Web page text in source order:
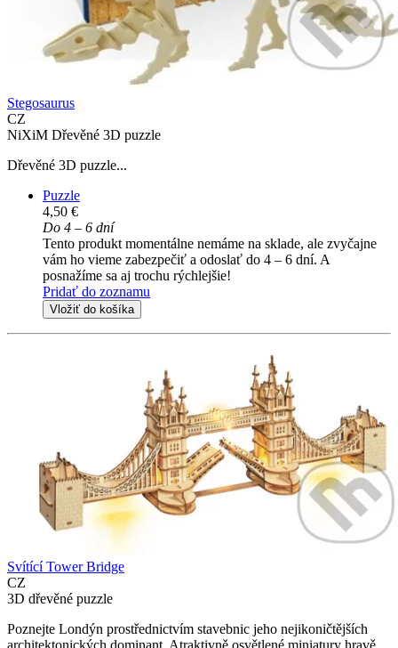
Stegosaurus
CZ
NiXiM Dřevěné 3D puzzle
Dřevěné 3D puzzle...
Puzzle
4,50 €
Do 4 – 6 dní
Tento produkt momentálne nemáme na sklade, ale zvyčajne
vám ho vieme zabezpečiť a odoslať do 4 – 6 dní. A
posnažíme sa aj trochu rýchlejšie!
Pridať do zoznamu
Vložiť do košíka
Svítící Tower Bridge
CZ
3D dřevěné puzzle
Poznejte Londýn prostřednictvím stavebnic jeho nejikoničtějších